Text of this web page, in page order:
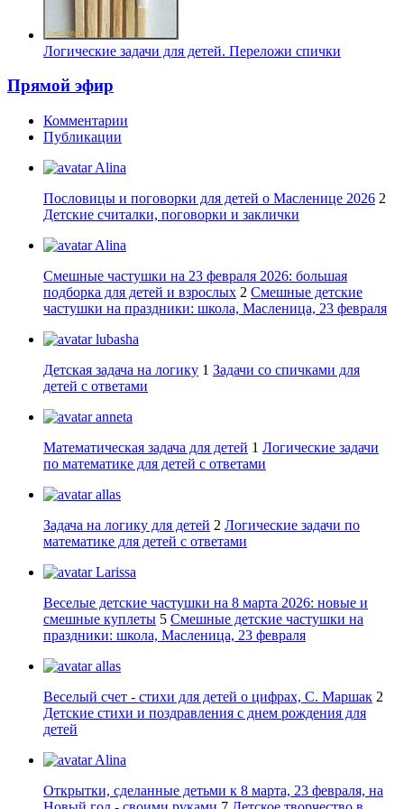
Логические задачи для детей. Переложи спички
Прямой эфир
Комментарии
Публикации
Alina
Пословицы и поговорки для детей о Масленице 2026 2
Детские считалки, поговорки и заклички
Alina
Смешные частушки на 23 февраля 2026: большая
подборка для детей и взрослых 2 Смешные детские
частушки на праздники: школа, Масленица, 23 февраля
lubasha
Детская задача на логику 1 Задачи со спичками для
детей с ответами
anneta
Математическая задача для детей 1 Логические задачи
по математике для детей с ответами
allas
Задача на логику для детей 2 Логические задачи по
математике для детей с ответами
Larissa
Веселые детские частушки на 8 марта 2026: новые и
смешные куплеты 5 Смешные детские частушки на
праздники: школа, Масленица, 23 февраля
allas
Веселый счет - стихи для детей о цифрах, С. Маршак 2
Детские стихи и поздравления с днем рождения для
детей
Alina
Открытки, сделанные детьми к 8 марта, 23 февраля, на